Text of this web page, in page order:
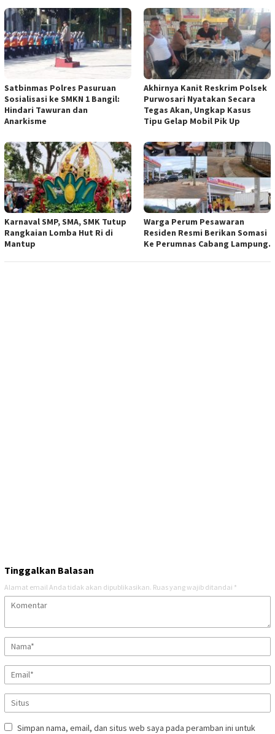
Satbinmas Polres Pasuruan
Sosialisasi ke SMKN 1 Bangil:
Hindari Tawuran dan
Anarkisme
Akhirnya Kanit Reskrim Polsek
Purwosari Nyatakan Secara
Tegas Akan, Ungkap Kasus
Tipu Gelap Mobil Pik Up
Karnaval SMP, SMA, SMK Tutup
Rangkaian Lomba Hut Ri di
Mantup
Warga Perum Pesawaran
Residen Resmi Berikan Somasi
Ke Perumnas Cabang Lampung.
Tinggalkan Balasan
Alamat email Anda tidak akan dipublikasikan. Ruas yang wajib ditandai *
Simpan nama, email, dan situs web saya pada peramban ini untuk